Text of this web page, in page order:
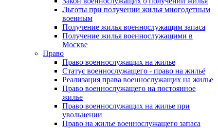
Льготы при получении жилья многодетным
военным
Получение жилья военнослужащим запаса
Получение жилья военнослужащими в
Москве
Право
Право военнослужащих на жилье
Статус военнослужащего - право на жильё
Реализация права военнослужащих на жилье
Право военнослужащего на постоянное
жилье
Право военнослужащих на жилье при
увольнении
Право на жилье военнослужащего запаса